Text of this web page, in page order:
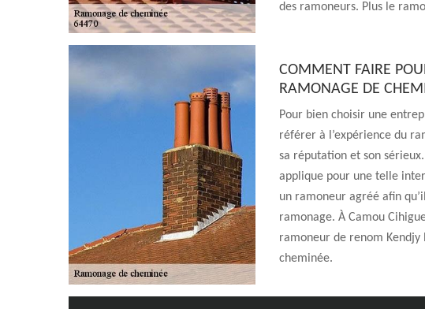
des ramoneurs. Plus le
COMMENT FAIRE
RAMONAGE DE
Pour bien choisir une
référer à l’expérience du
sa réputation et son
applique pour une telle
un ramoneur agréé afin
ramonage. À Camou
ramoneur de renom
cheminée.